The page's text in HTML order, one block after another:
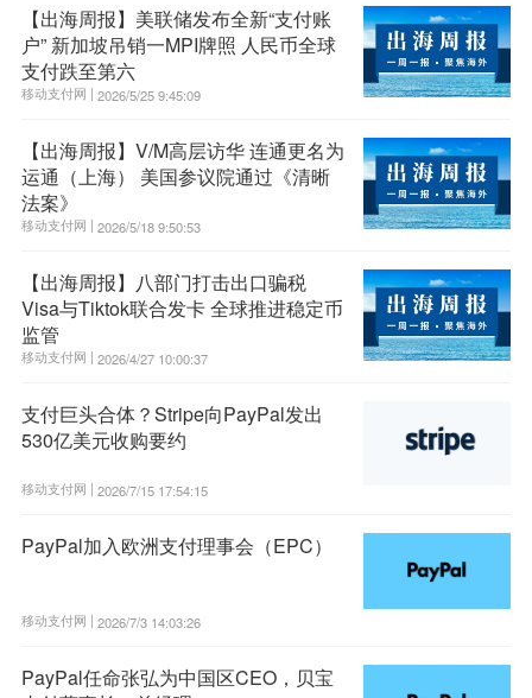
【出海周报】美联储发布全新“支付账
户” 新加坡吊销一MPI牌照 人民币全球
支付跌至第六
移动支付网 | 2026/5/25 9:45:09
【出海周报】V/M高层访华 连通更名为
运通（上海） 美国参议院通过《清晰
法案》
移动支付网 | 2026/5/18 9:50:53
【出海周报】八部门打击出口骗税
Visa与Tiktok联合发卡 全球推进稳定币
监管
移动支付网 | 2026/4/27 10:00:37
支付巨头合体？Stripe向PayPal发出
530亿美元收购要约
移动支付网 | 2026/7/15 17:54:15
PayPal加入欧洲支付理事会（EPC）
移动支付网 | 2026/7/3 14:03:26
PayPal任命张弘为中国区CEO，贝宝